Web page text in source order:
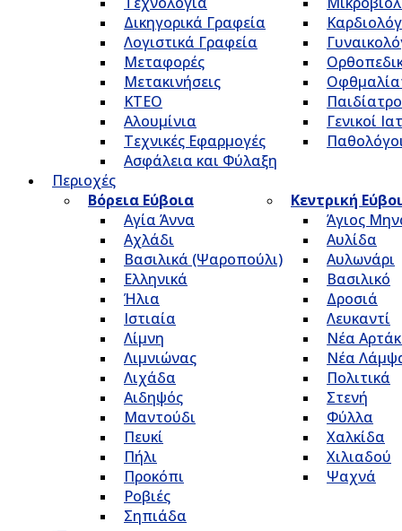
Δικηγορικά Γραφεία
Λογιστικά Γραφεία
Μεταφορές
Μετακινήσεις
ΚΤΕΟ
Αλουμίνια
Τεχνικές Εφαρμογές
Ασφάλεια και Φύλαξη
Γενικοί
Περιοχές
Βόρεια Εύβοια
Αγία Άννα
Αχλάδι
Βασιλικά (Ψαροπούλι)
Ελληνικά
Ήλια
Ιστιαία
Λίμνη
Λιμνιώνας
Λιχάδα
Αιδηψός
Μαντούδι
Πευκί
Πήλι
Προκόπι
Ροβιές
Σηπιάδα
Κεντρική
Άγιος
Αυλίδα
Αυλωνάρι
Βασιλικό
Δροσιά
Λευκαντί
Νέα
Νέα
Πολιτικά
Στενή
Φύλλα
Χαλκίδα
Χιλιαδού
Ψαχνά